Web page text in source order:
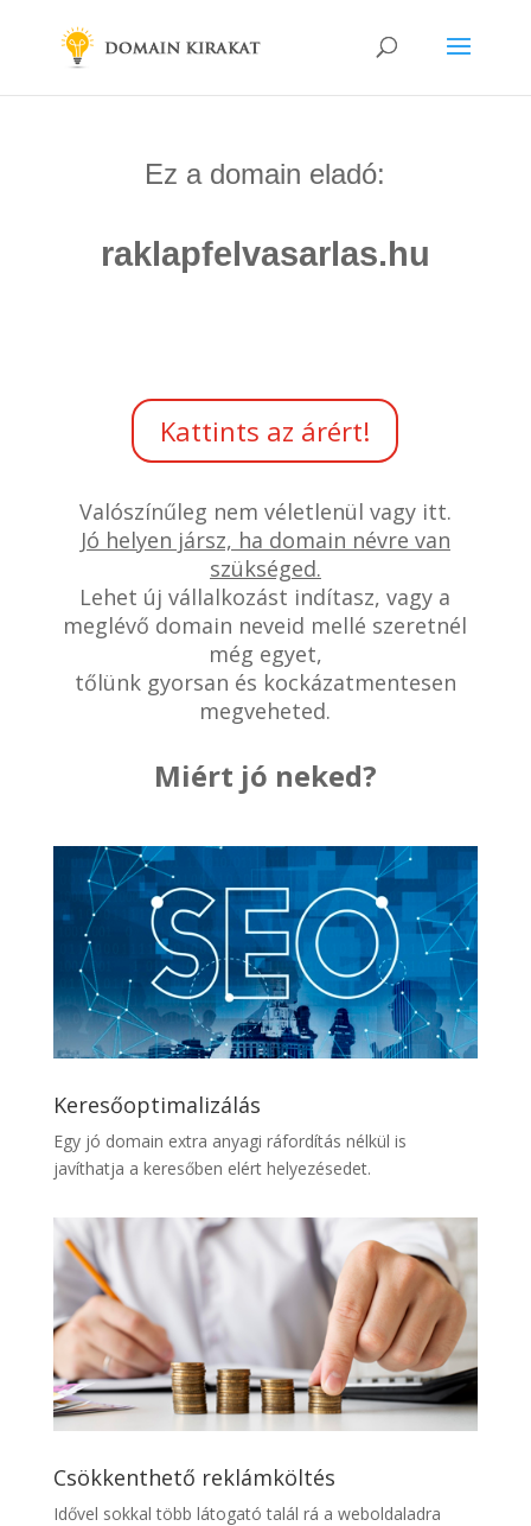
Ez a domain eladó:
raklapfelvasarlas.hu
Kattints az árért!
Valószínűleg nem véletlenül vagy itt.
Jó helyen jársz, ha domain névre van
szükséged.
Lehet új vállalkozást indítasz, vagy a
meglévő domain neveid mellé szeretnél
még egyet,
tőlünk gyorsan és kockázatmentesen
megveheted.
Miért jó neked?
Keresőoptimalizálás
Egy jó domain extra anyagi ráfordítás nélkül is
javíthatja a keresőben elért helyezésedet.
Csökkenthető reklámköltés
Idővel sokkal több látogató talál rá a weboldaladra